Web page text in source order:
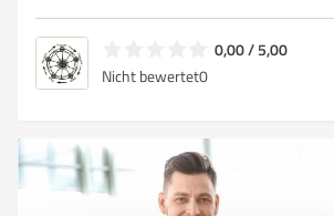
0,00 / 5,00
Nicht bewertet0